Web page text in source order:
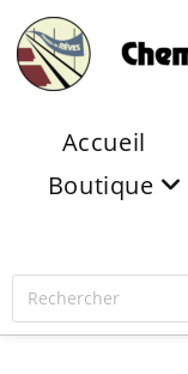
Accueil
Boutique